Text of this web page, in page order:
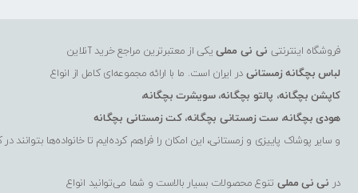
فروشگاه اینترنتی نی نی مملییکی از معتبرترین مراجع خرید آنلاین
لباس بچگانه زمستانیدر ایران است. ما با ارائه مجموعه‌ای کامل از انواع
کاپشن بچگانه، پالتو بچگانه،سویشرت بچگانه،
هودی بچگانه،ست زمستانی بچگانه،کت زمستانی بچگانه
و سایر پوشاک پاییزی و زمستانی، این امکان را فراهم کرده‌ایم تا خانواده‌ها بتوانند
در نی نی مملی تنوع محصولات بسیار بالاست و شما می‌توانید انواع